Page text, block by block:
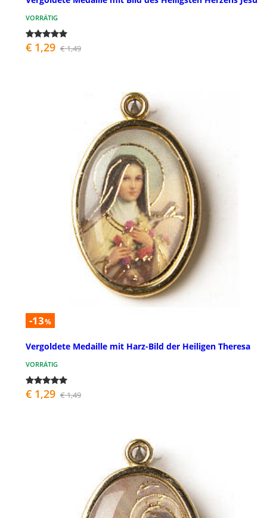
VORRÄTIG
€ 1,29 € 1,49
-13%
Vergoldete Medaille mit Harz-Bild der Heiligen Theresa
VORRÄTIG
€ 1,29 € 1,49